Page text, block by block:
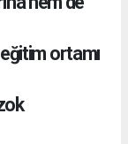
ortamı